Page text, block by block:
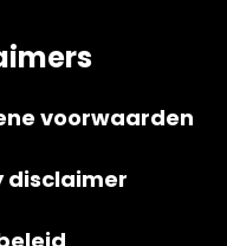
voorwaarden
disclaimer